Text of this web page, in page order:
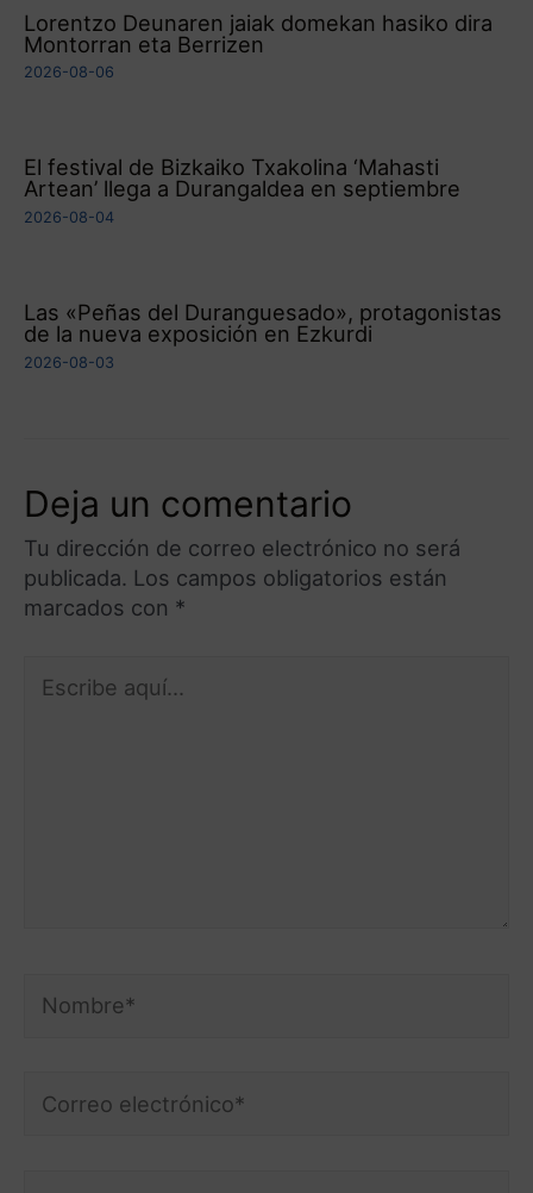
Lorentzo Deunaren jaiak domekan hasiko dira
Montorran eta Berrizen
2026-08-06
El festival de Bizkaiko Txakolina ‘Mahasti
Artean’ llega a Durangaldea en septiembre
2026-08-04
Las «Peñas del Duranguesado», protagonistas
de la nueva exposición en Ezkurdi
2026-08-03
Deja un comentario
Tu dirección de correo electrónico no será
publicada. Los campos obligatorios están
marcados con *